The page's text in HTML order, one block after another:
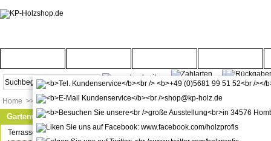
Home >> Gartenwelt >> Sichtschutzelemente
WPC / BPC Sichtschutzzaun
Gartenwelt
Terrassenböden